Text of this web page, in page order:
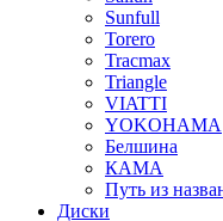
Sunfull
Torero
Tracmax
Triangle
VIATTI
YOKOHAMA
Белшина
КАМА
Путь из
Диски